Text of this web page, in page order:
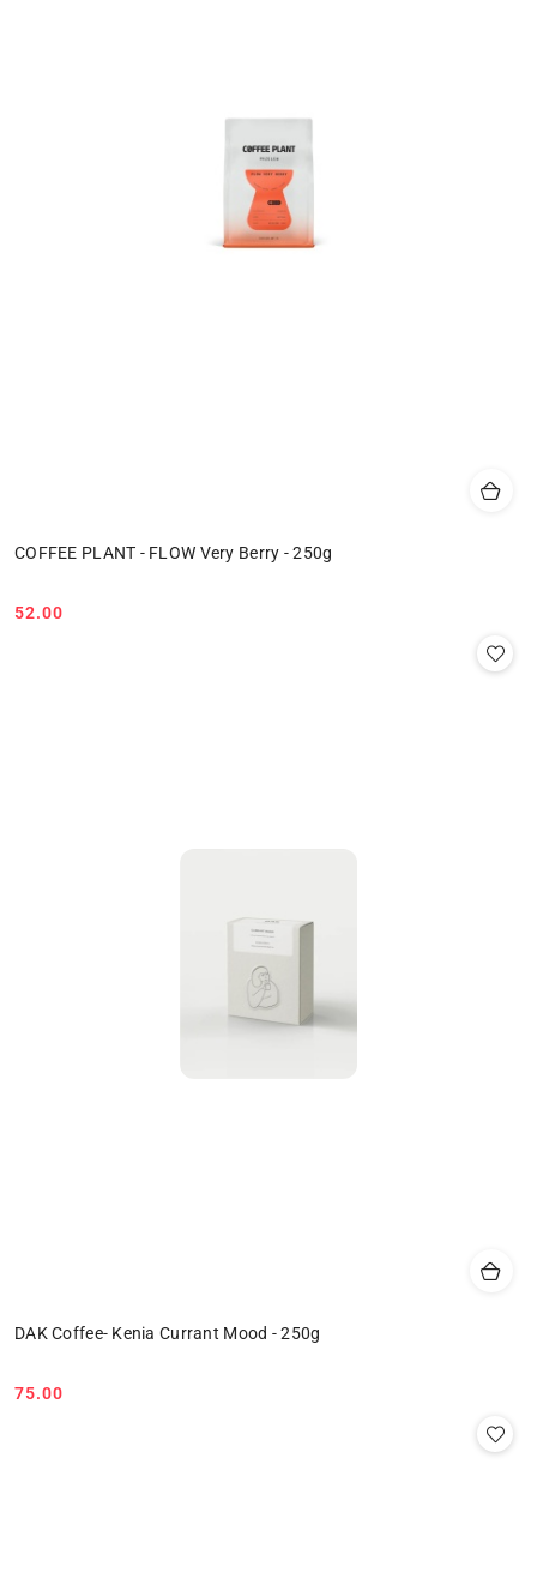
COFFEE PLANT - FLOW Very Berry - 250g
Cena:
52.00
DAK Coffee- Kenia Currant Mood - 250g
Cena:
75.00